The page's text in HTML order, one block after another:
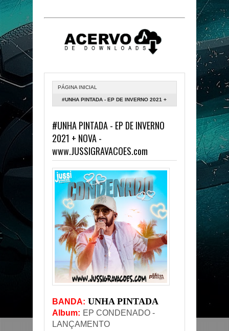
PÁGINA INICIAL
#UNHA PINTADA - EP DE INVERNO 2021 +
#UNHA PINTADA - EP DE INVERNO
2021 + NOVA -
www.JUSSIGRAVACOES.com
BANDA: UNHA PINTADA
Album: EP CONDENADO -
LANÇAMENTO